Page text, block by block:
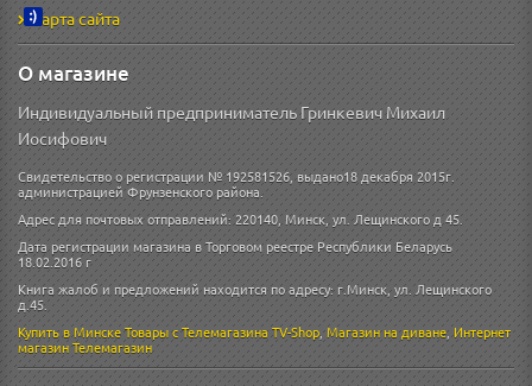
Карта сайта
О магазине
Индивидуальный предприниматель Гринкевич Михаил
Иосифович
Свидетельство о регистрации № 192581526, выдано18 декабря 2015г.
администрацией Фрунзенского района.
Адрес для почтовых отправлений: 220140, Минск, ул. Лещинского д 45.
Дата регистрации магазина в Торговом реестре Республики Беларусь
18.02.2016 г
Книга жалоб и предложений находится по адресу: г.Минск, ул. Лещинского
д.45.
Купить в МинскеТовары с Телемагазина TV-Shop,Магазин на диване,Интернет
магазинТелемагазин